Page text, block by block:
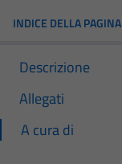
INDICE DELLA PAGINA
Descrizione
Allegati
A cura di